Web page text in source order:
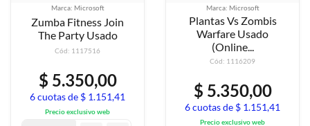
Marca: Microsoft
Zumba Fitness Join
The Party Usado
Cód: 1117516
$ 5.350,00
6 cuotas de $ 1.151,41
Precio exclusivo web
Marca: Microsoft
Plantas Vs Zombis
Warfare Usado
(Online...
Cód: 1116209
$ 5.350,00
6 cuotas de $ 1.151,41
Precio exclusivo web